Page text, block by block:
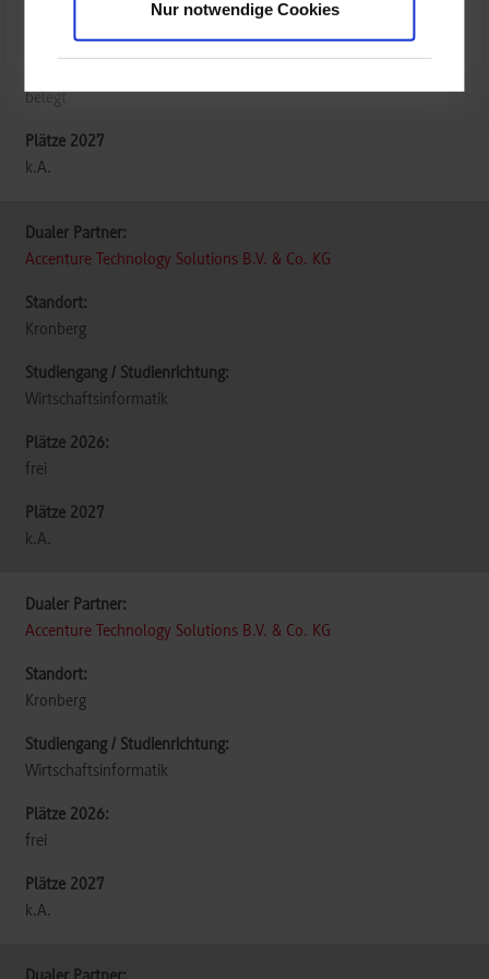
Nur notwendige Cookies
belegt
k.A.
Accenture Technology Solutions B.V. & Co. KG
Kronberg
Wirtschaftsinformatik
frei
k.A.
Accenture Technology Solutions B.V. & Co. KG
Kronberg
Wirtschaftsinformatik
frei
k.A.